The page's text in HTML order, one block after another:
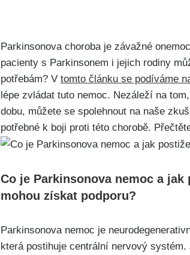
Parkinsonova choroba je závažné
pacienty s Parkinsonem i jejich rodiny
potřebám? V tomto článku se podíváme
lépe zvládat tuto nemoc. Nezáleží na
dobu, můžete se spolehnout na naše
potřebné k boji proti této chorobě.
Co je Parkinsonova nemoc a jak
mohou získat podporu?
Parkinsonova nemoc je
která postihuje centrální nervový systém.